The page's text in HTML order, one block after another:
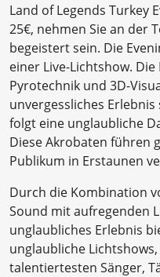
Land of Legends Turkey
25€, nehmen Sie an der
begeistert sein. Die
einer Live-Lichtshow.
Pyrotechnik und 3D-
unvergessliches
folgt eine unglaubliche
Diese Akrobaten führen
Publikum in Erstaunen
Durch die Kombination
Sound mit aufregenden
unglaubliches Erlebnis
unglaubliche
talentiertesten Sänger,